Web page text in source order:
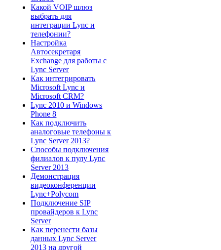
Какой VOIP шлюз
выбрать для
интеграции Lync и
телефонии?
Настройка
Автосекретаря
Exchange для работы с
Lync Server
Как интегрировать
Microsoft Lync и
Microsoft CRM?
Lync 2010 и Windows
Phone 8
Как подключить
аналоговые телефоны к
Lync Server 2013?
Способы подключения
филиалов к пулу Lync
Server 2013
Демонстрация
видеоконференции
Lync+Polycom
Подключение SIP
провайдеров к Lync
Server
Как перенести базы
данных Lync Server
2013 на другой